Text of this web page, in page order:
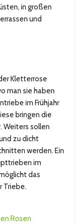
in großen
und
Kletterrose
man sie haben
im Frühjahr
bringen die
Weiters sollen
zu dicht
werden. Ein
im
das
Triebe.
Rosen